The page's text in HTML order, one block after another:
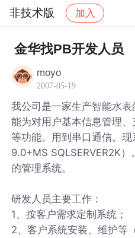
非技术版 加入
社区 非技术版 帖子
金华找PB开发人员
moyo
2007-05-19
我公司是一家生产智能水
能为对用户基本信息管理
等功能。用到串口通信。
9.0+MS SQLSERVER2K
的管理系统。
研发人员主要工作：
1、按客户需求定制系统；
2、客户系统安装、维护等